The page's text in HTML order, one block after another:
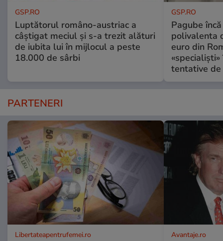
GSP.RO
Luptătorul româno-austriac a
câștigat meciul și s-a trezit alături
de iubita lui în mijlocul a peste
18.000 de sârbi
GSP.RO
Pagube
polivalenta
euro din
tentative de
PARTENERI
Libertateapentrufemei.ro Avantaje.ro